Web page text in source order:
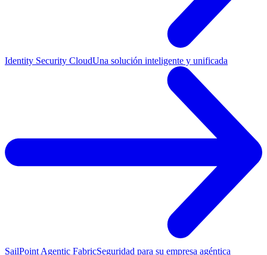
Identity Security CloudUna solución inteligente y unificada
SailPoint Agentic FabricSeguridad para su empresa agéntica